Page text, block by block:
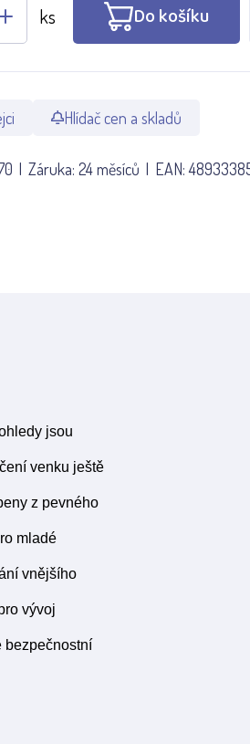
ks Do košíku
Hlídač cen a skladů
Záruka: 24 měsíců EAN:
jsou
venku ještě
z pevného
mladé
vnějšího
vývoj
bezpečnostní